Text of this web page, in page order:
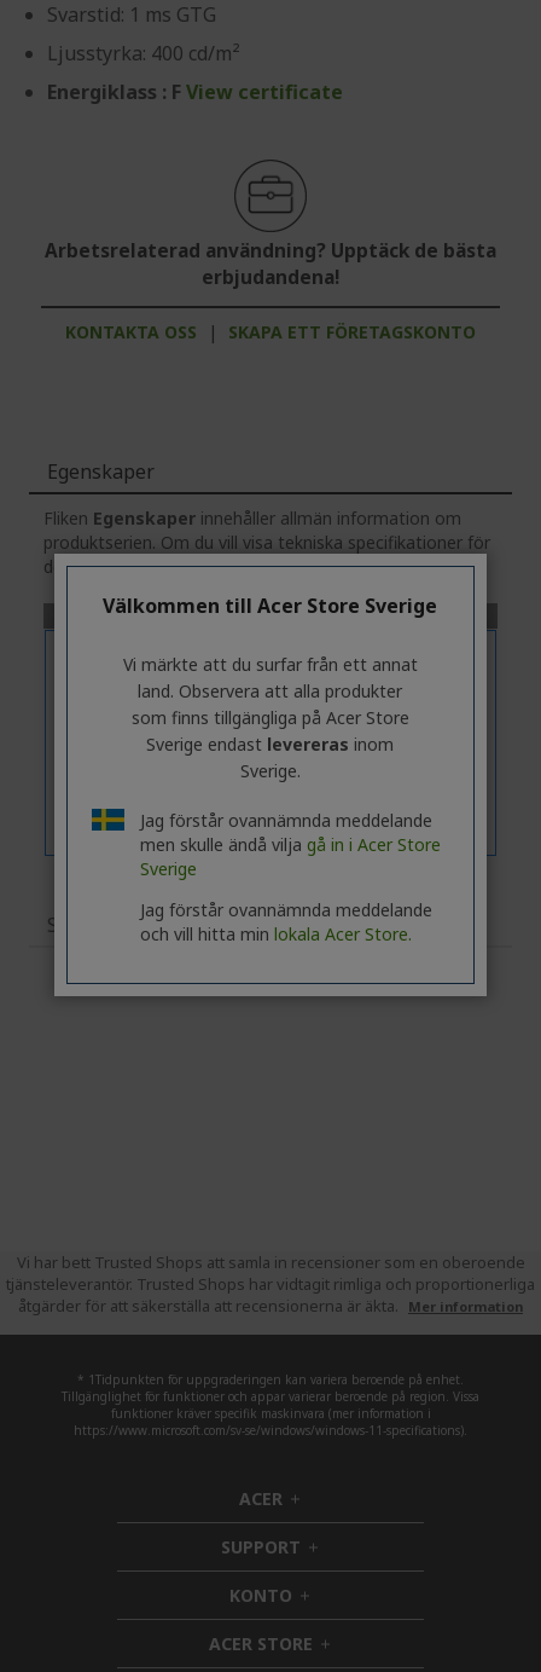
Svarstid: 1 ms GTG
Ljusstyrka: 400 cd/m²
Energiklass : F View certificate
Arbetsrelaterad användning? Upptäck de bästa
erbjudandena!
KONTAKTA OSS | SKAPA ETT FÖRETAGSKONTO
Egenskaper
Fliken Egenskaper innehåller allmän information om
produktserien. Om du vill visa tekniska specifikationer för
den valda modellenklickardu på flikenSpecifikationer
Specifikationer
Vi har bett Trusted Shops att samla in recensioner som en oberoende
tjänsteleverantör. Trusted Shops har vidtagit rimliga och proportionerliga
åtgärder för att säkerställa att recensionerna är äkta.
Mer information
* 1Tidpunkten för uppgraderingen kan variera beroende på enhet.
Tillgänglighet för funktioner och appar varierar beroende på region. Vissa
funktioner kräver specifik maskinvara (mer information i
https://www.microsoft.com/sv-se/windows/windows-11-specifications).
ACER h
i
d
d
e
n
SUPPORT h
i
d
d
e
KONTO h
i
d
ACER STORE h
Välkommen till Acer Store Sverige
Vi märkte att du surfar från ett annat
land. Observera att alla produkter
som finns tillgängliga på Acer Store
Sverige endast levereras inom
Sverige.
Jag förstår ovannämnda meddelande
men skulle ändå vilja gå in i Acer Store
Sverige
Jag förstår ovannämnda meddelande
och vill hitta min lokala Acer Store.